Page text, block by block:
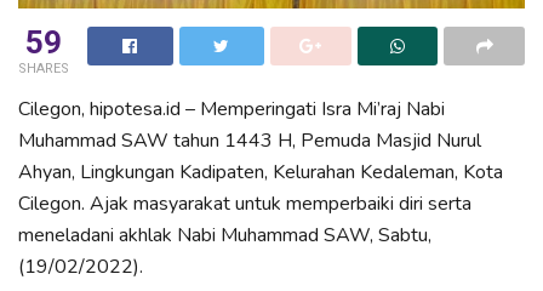
59
SHARES
Cilegon, hipotesa.id – Memperingati Isra Mi’raj Nabi
Muhammad SAW tahun 1443 H, Pemuda Masjid Nurul
Ahyan, Lingkungan Kadipaten, Kelurahan Kedaleman, Kota
Cilegon. Ajak masyarakat untuk memperbaiki diri serta
meneladani akhlak Nabi Muhammad SAW, Sabtu,
(19/02/2022).